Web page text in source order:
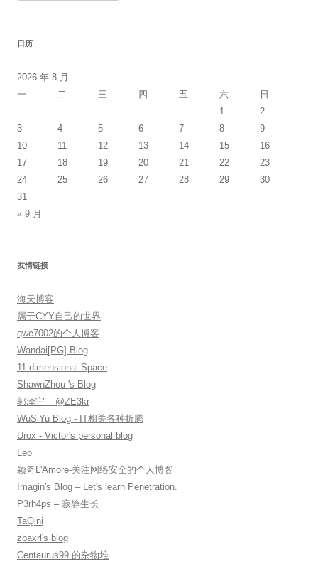
日历
2026 年 8 月
一
二 三 四 五 六
日
1
2
3
4 5 6 7 8
9
10
11 12 13 14 15
16
17
18 19 20 21 22
23
24
25 26 27 28 29
30
31
« 9 月
友情链接
海天博客
属于CYY自己的世界
qwe7002的个人博客
Wandai[PG] Blog
11-dimensional Space
ShawnZhou 's Blog
郭泽宇 – @ZE3kr
WuSiYu Blog - IT相关各种折腾
Urox - Victor's personal blog
Leo
颖奇L'Amore-关注网络安全的个人博客
Imagin's Blog – Let's learn Penetration.
P3rh4ps – 寂静生长
TaQini
zbaxrl's blog
Centaurus99 的杂物堆